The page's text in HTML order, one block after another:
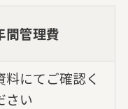
間管理費
料にてご確認く
さい